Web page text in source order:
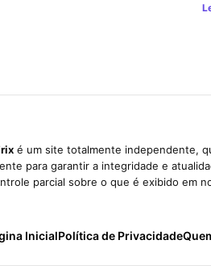
é um site totalmente independente,
para garantir a integridade e
parcial sobre o que é exibido em
InicialPolítica de Privacidade